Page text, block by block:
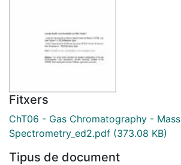
Fitxers
ChT06 - Gas Chromatography - Mass
Spectrometry_ed2.pdf (373.08 KB)
Tipus de document